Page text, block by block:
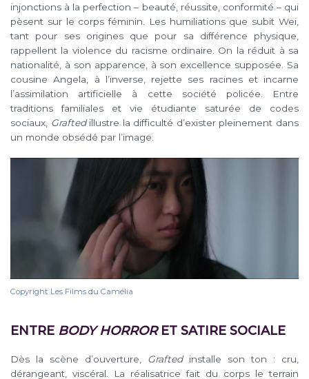
injonctions à la perfection – beauté, réussite, conformité – qui
pèsent sur le corps féminin. Les humiliations que subit Wei,
tant pour ses origines que pour sa différence physique,
rappellent la violence du racisme ordinaire. On la réduit à sa
nationalité, à son apparence, à son excellence supposée. Sa
cousine Angela, à l’inverse, rejette ses racines et incarne
l’assimilation artificielle à cette société policée. Entre
traditions familiales et vie étudiante saturée de codes
sociaux, Graftedillustre la difficulté d’exister pleinement dans
un monde obsédé par l’image.
Copyright Les Films du Camélia
ENTRE BODY HORRORET SATIRE SOCIALE
Dès la scène d’ouverture, Graftedinstalle son ton : cru,
dérangeant, viscéral. La réalisatrice fait du corps le terrain